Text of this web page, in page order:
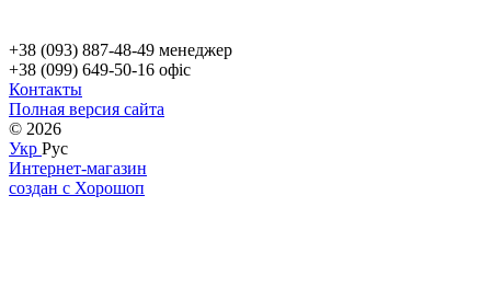
+38 (093) 887-48-49 менеджер
+38 (099) 649-50-16 офіс
Контакты
Полная версия сайта
© 2026
Укр Рус
Интернет-магазин
создан с Хорошоп